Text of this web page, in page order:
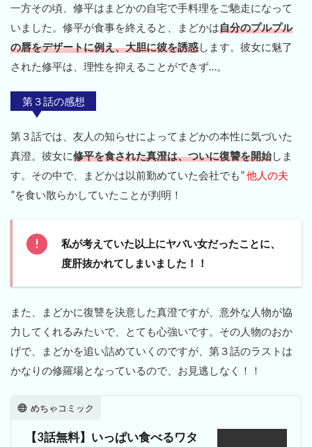
一方その頃、修平はまどかの自宅で手料理をご馳走になって
いました。修平が食事を終えると、まどかは自分のプルプル
の唇をデザートに例え、大胆に彼を誘惑します。彼女に魅了
された修平は、理性を抑えることができず…。
第３話の感想
第３話では、友人の知らせによってまどかの本性に気づいた
真澄。彼女に修平を食された真澄は、ついに復讐を開始しま
す。その中で、まどかは以前勤めていた会社でも”他人の夫
”を食い散らかしていたことが判明！
私が考えていた以上にヤバい女だったことに、
度肝抜かれてしまいました！！
また、まどかに復讐を決意した真澄ですが、意外な人物が協
力してくれるみたいで、とても心強いです。その人物のおか
げで、まどかを追い詰めていくのですが、第３話のラストは
かなりの修羅場となっているので、お見逃しなく！！
めちゃコミック
【3話無料】いっぱい食べるワタ